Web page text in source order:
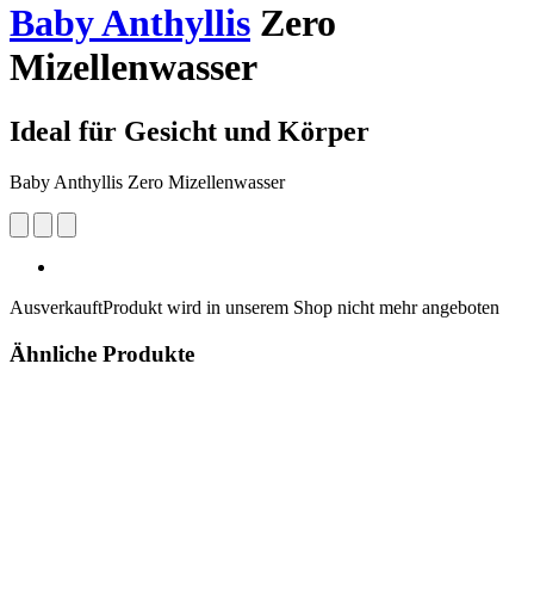
Baby Anthyllis Zero
Mizellenwasser
Ideal für Gesicht und Körper
Baby Anthyllis Zero Mizellenwasser
AusverkauftProdukt wird in unserem Shop nicht mehr angeboten
Ähnliche Produkte